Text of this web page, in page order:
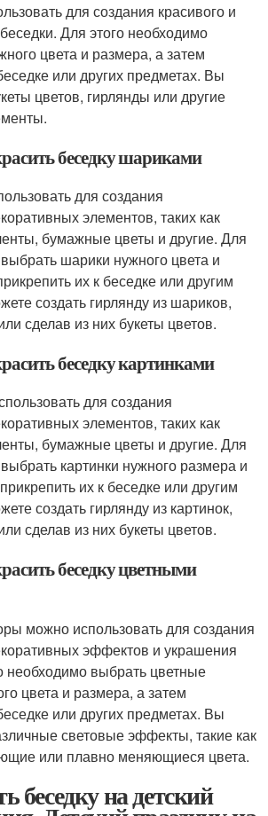
для создания красивого и
Для этого необходимо
цвета и размера, а затем
или других предметах. Вы
цветов, гирлянды или другие
беседку шариками
для создания
элементов, таких как
бумажные цветы и другие. Для
шарики нужного цвета и
их к беседке или другим
создать гирлянду из шариков,
сделав из них букеты цветов.
беседку картинками
для создания
элементов, таких как
бумажные цветы и другие. Для
картинки нужного размера и
их к беседке или другим
создать гирлянду из картинок,
сделав из них букеты цветов.
беседку цветными
можно использовать для создания
эффектов и украшения
необходимо выбрать цветные
цвета и размера, а затем
или других предметах. Вы
световые эффекты, такие как
или плавно меняющиеся цвета.
беседку на детский